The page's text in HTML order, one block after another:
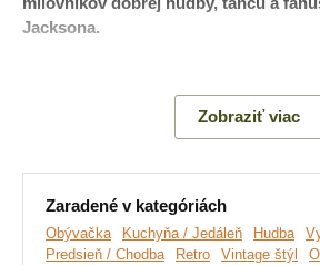
Jacksona.
Exkluzívny viacdielny obraz
Zobraziť viac
Zaradené v kategóriách
Obývačka Kuchyňa / Jedáleň Hudba
Predsieň / Chodba
Retro Vintage štýl